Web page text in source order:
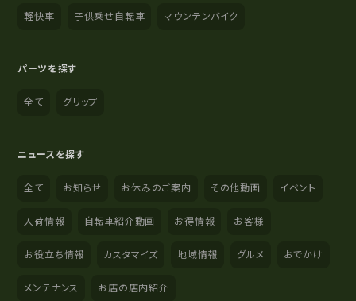
軽快車 子供乗せ自転車 マウンテンバイク
パーツを探す
全て グリップ
ニュースを探す
全て お知らせ お休みのご案内 その他動画 イベント
入荷情報 自転車紹介動画 お得情報 お客様
お役立ち情報 カスタマイズ 地域情報 グルメ おでかけ
メンテナンス お店の店内紹介